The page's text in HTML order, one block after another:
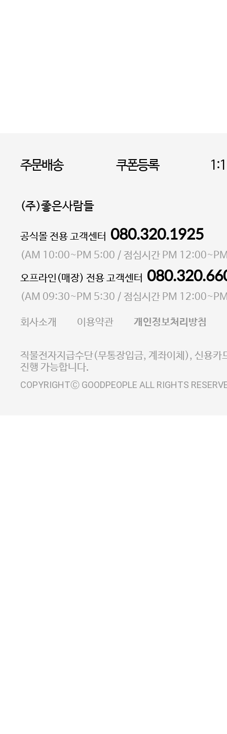
주문배송 쿠폰등록
(주)좋은사람들
대표 이성현,박영환| 개인정보관리책임자 김상현
소재지 서울특별시 마포구 마포대로4다길 41 마포
통신판매업 신고번호 2023-서울마포-3931호
사업자등록번호 105-81-58242
E-MAIL goodpeople@gpin.co.kr
사업자정보확인
이니시스 에스크로 서비
공식몰 전용 고객센터 080.320.1925
(AM 10:00~PM 5:00 / 점심시간 PM
오프라인(매장) 전용 고객센터
(AM 09:30~PM 5:30 / 점심시간 PM
회사소개 이용약관 개인정보처리방침
직불전자지급수단(무통장입금, 계좌이체), 신용카
진행 가능합니다.
COPYRIGHTⒸ GOODPEOPLE ALL RIGHTS